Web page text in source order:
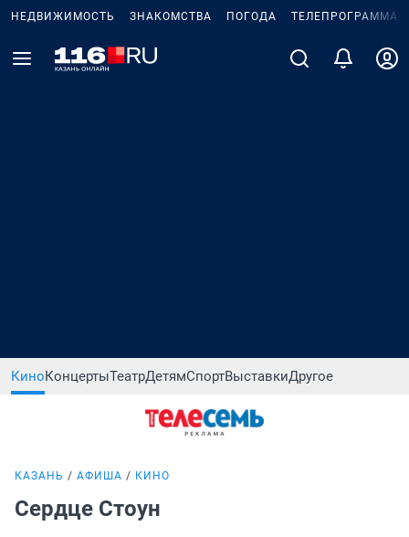
НЕДВИЖИМОСТЬ ЗНАКОМСТВА ПОГОДА ТЕЛЕПРОГРАММА
КиноКонцертыТеатрДетямСпортВыставкиДругое
КАЗАНЬ АФИША КИНО
Сердце Стоун